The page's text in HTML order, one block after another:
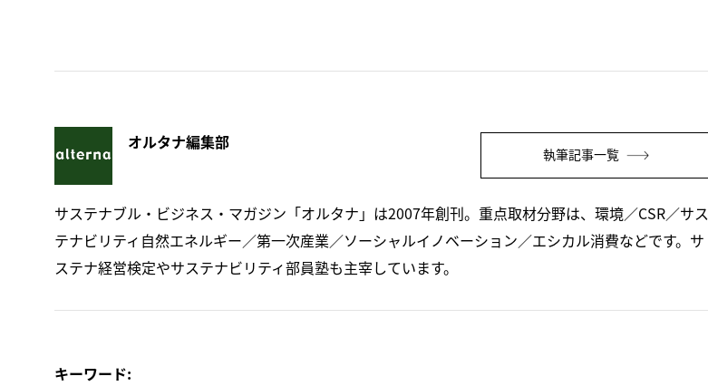
オルタナ編集部
執筆記事一覧
サステナブル・ビジネス・マガジン「オルタナ」は2007年創刊。重点取材分野は、環境／CSR／サス
テナビリティ自然エネルギー／第一次産業／ソーシャルイノベーション／エシカル消費などです。サ
ステナ経営検定やサステナビリティ部員塾も主宰しています。
キーワード: